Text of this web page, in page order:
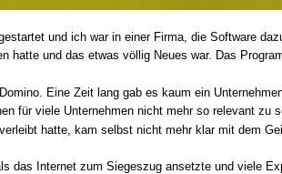
und ich war in einer Firma, die Software
und das etwas völlig Neues war. Das
Eine Zeit lang gab es kaum ein
für viele Unternehmen nicht mehr so relevant zu
hatte, kam selbst nicht mehr klar mit dem
das Internet zum Siegeszug ansetzte und viele